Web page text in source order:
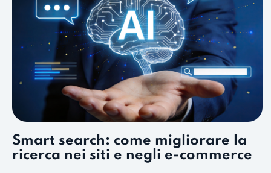
Smart search: come migliorare la
ricerca nei siti e negli e-commerce